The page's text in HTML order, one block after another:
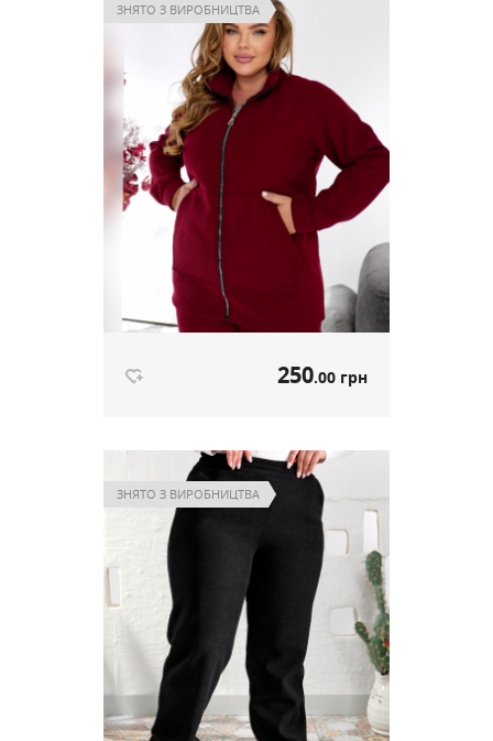
Ціна 250
Немає в наявності
ЗНЯТО З ВИРОБНИЦТВА
250.00 грн
Тепла кофтинка на флісі марсал
артикул 644
.00 грн
Немає в наявності
ЗНЯТО З ВИРОБНИЦТВА